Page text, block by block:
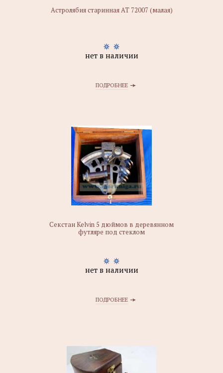
Астролябия старинная АТ 72007 (малая)
нет в наличии
ПОДРОБНЕЕ
Секстан Kelvin 5 дюймов в деревянном
футляре под стеклом
нет в наличии
ПОДРОБНЕЕ